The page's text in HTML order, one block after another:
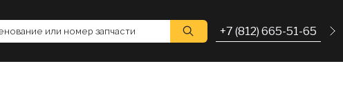
или номер запчасти +7 (812) 665-51-65